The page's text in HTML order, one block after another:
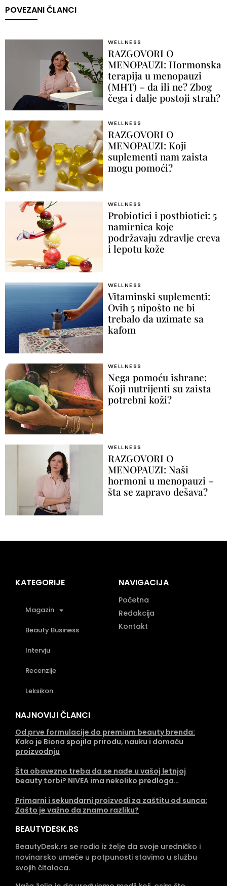
POVEZANI ČLANCI
WELLNESS
RAZGOVORI O
MENOPAUZI: Hormonska
terapija u menopauzi
(MHT) – da ili ne? Zbog
čega i dalje postoji strah?
WELLNESS
RAZGOVORI O
MENOPAUZI: Koji
suplementi nam zaista
mogu pomoći?
WELLNESS
Probiotici i postbiotici: 5
namirnica koje
podržavaju zdravlje creva
i lepotu kože
WELLNESS
Vitaminski suplementi:
Ovih 5 nipošto ne bi
trebalo da uzimate sa
kafom
WELLNESS
Nega pomoću ishrane:
Koji nutrijenti su zaista
potrebni koži?
WELLNESS
RAZGOVORI O
MENOPAUZI: Naši
hormoni u menopauzi –
šta se zapravo dešava?
KATEGORIJE
Magazin
Beauty Business
Intervju
Recenzije
Leksikon
NAVIGACIJA
Početna
Redakcija
Kontakt
NAJNOVIJI ČLANCI
Od prve formulacije do premium beauty brenda:
Kako je Biona spojila prirodu, nauku i domaću
proizvodnju
Šta obavezno treba da se nađe u vašoj letnjoj
beauty torbi? NIVEA ima nekoliko predloga…
Primarni i sekundarni proizvodi za zaštitu od sunca:
Zašto je važno da znamo razliku?
BEAUTYDESK.RS
BeautyDesk.rs se rodio iz želje da svoje uredničko i
novinarsko umeće u potpunosti stavimo u službu
svojih čitalaca.